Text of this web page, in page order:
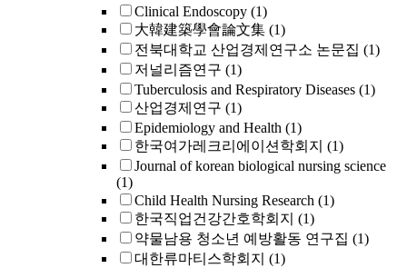
Clinical Endoscopy (1)
大韓建築學會論文集 (1)
전북대학교 산업경제연구소 논문집 (1)
저널리즘연구 (1)
Tuberculosis and Respiratory Diseases (1)
산업경제연구 (1)
Epidemiology and Health (1)
한국여가레크리에이션학회지 (1)
Journal of korean biological nursing science
(1)
Child Health Nursing Research (1)
한국직업건강간호학회지 (1)
약물남용 청소년 예방활동 연구집 (1)
대한류마티스학회지 (1)